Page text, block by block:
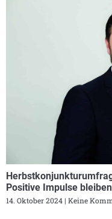
Positive Impulse
14. Oktober 2024 Keine